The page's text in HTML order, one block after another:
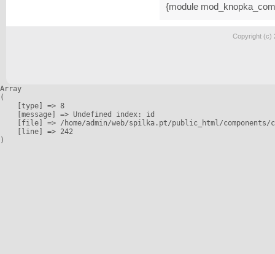
{module
Copyright (c)
Array
(
    [type] => 8
    [message] => Undefined index: id
[file] => /home/admin/web/spilka.pt/public_html/
    [line] => 242